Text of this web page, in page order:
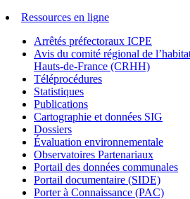
Ressources en ligne
Arrêtés préfectoraux ICPE
Avis du comité régional de
Hauts-de-France (CRHH)
Téléprocédures
Statistiques
Publications
Cartographie et données SIG
Dossiers
Évaluation environnementale
Observatoires Partenariaux
Portail des données communales
Portail documentaire (SIDE)
Porter à Connaissance (PAC)